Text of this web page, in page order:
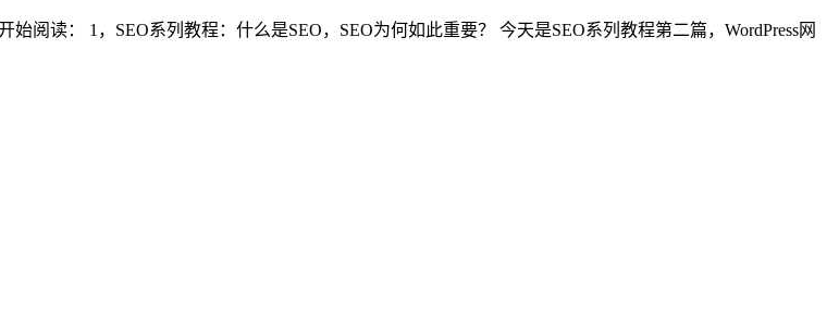
阅读： 1，SEO系列教程：什么是SEO，SEO为何如此重要？ 今天是SEO系列教程第二篇，WordPress网